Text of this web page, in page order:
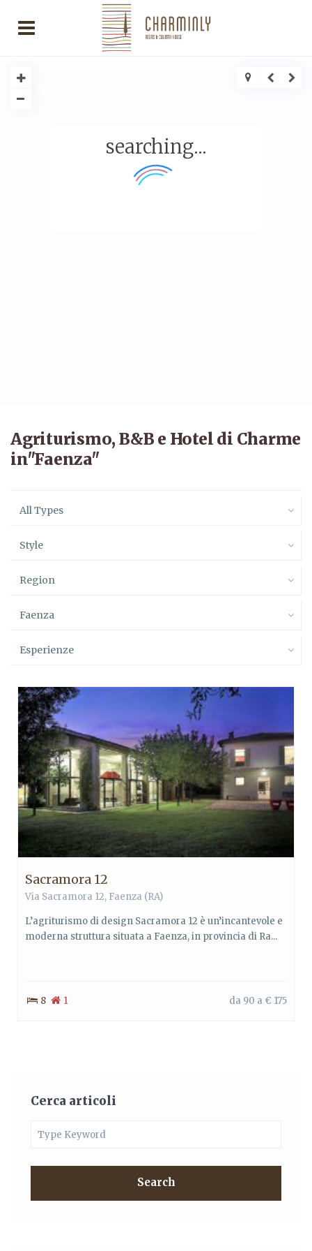
searching...
Agriturismo, B&B e Hotel di Charme
in"Faenza"
All Types
Style
Region
Faenza
Esperienze
Sacramora 12
Via Sacramora 12, Faenza (RA)
L’agriturismo di design Sacramora 12 è un’incantevole e
moderna struttura situata a Faenza, in provincia di Ra...
8 1 da 90 a € 175
Cerca articoli
Search